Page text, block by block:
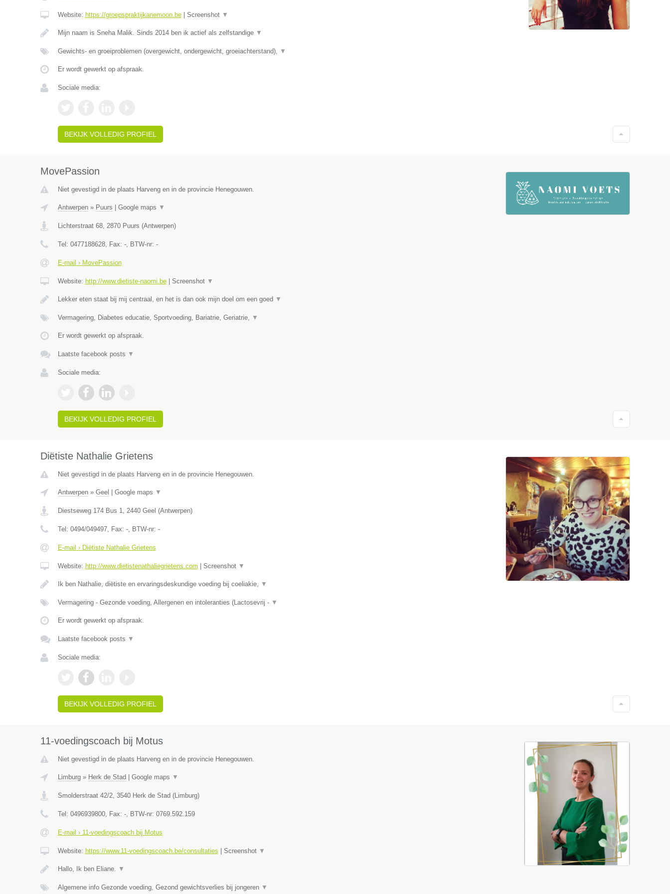
Website: https://groepspraktijkanemoon.be| Screenshot ▼
Mijn naam is Sneha Malik. Sinds 2014 ben ik actief als zelfstandige ▼
Gewichts- en groeiproblemen (overgewicht, ondergewicht, groeiachterstand), ▼
Er wordt gewerkt op afspraak.
Sociale media:
BEKIJK VOLLEDIG PROFIEL
MovePassion
Niet gevestigd in de plaats Harveng en in de provincie Henegouwen.
Antwerpen» Puurs Google maps ▼
Lichterstraat 68, 2870 Puurs (Antwerpen)
Tel: 0477188628, Fax: -, BTW-nr: -
E-mail › MovePassion
Website: http://www.dietiste-naomi.be| Screenshot ▼
Lekker eten staat bij mij centraal, en het is dan ook mijn doel om een goed ▼
Vermagering, Diabetes educatie, Sportvoeding, Bariatrie, Geriatrie, ▼
Er wordt gewerkt op afspraak.
Laatste facebook posts ▼
Sociale media:
BEKIJK VOLLEDIG PROFIEL
Diëtiste Nathalie Grietens
Niet gevestigd in de plaats Harveng en in de provincie Henegouwen.
Antwerpen» Geel Google maps ▼
Diestseweg 174 Bus 1, 2440 Geel (Antwerpen)
Tel: 0494/049497, Fax: -, BTW-nr: -
E-mail › Diëtiste Nathalie Grietens
Website: http://www.dietistenathaliegrietens.com Screenshot ▼
Ik ben Nathalie, diëtiste en ervaringsdeskundige voeding bij coeliakie, ▼
Vermagering - Gezonde voeding, Allergenen en intoleranties (Lactosevrij - ▼
Er wordt gewerkt op afspraak.
Laatste facebook posts ▼
Sociale media:
BEKIJK VOLLEDIG PROFIEL
11-voedingscoach bij Motus
Niet gevestigd in de plaats Harveng en in de provincie Henegouwen.
Limburg» Herk de Stad Google maps ▼
Smolderstraat 42/2, 3540 Herk de Stad (Limburg)
Tel: 0496939800, Fax: -, BTW-nr: 0769.592.159
E-mail › 11-voedingscoach bij Motus
Website: https://www.11-voedingscoach.be/consultaties Screenshot ▼
Hallo, Ik ben Eliane. ▼
Algemene info Gezonde voeding, Gezond gewichtsverlies bij jongeren ▼